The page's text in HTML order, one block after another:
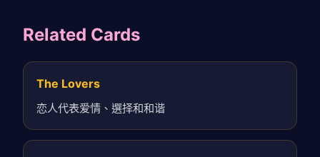
Related Cards
The Lovers
恋人代表爱情、選择和和谐